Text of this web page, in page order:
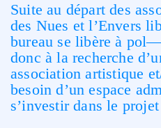
Suite au départ des
des Nues et l’Envers
bureau selibère à pol
donc à la recherche
association artistique
besoin d’un espace
s’investir dans le